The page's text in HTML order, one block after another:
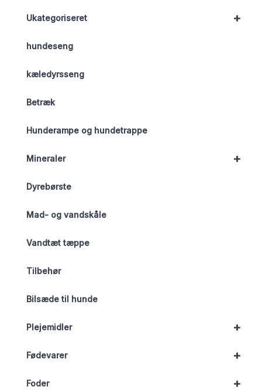
+
Ukategoriseret
hundeseng
kæledyrsseng
Betræk
Hunderampe og hundetrappe
+
Mineraler
Dyrebørste
Mad- og vandskåle
Vandtæt tæppe
Tilbehør
Bilsæde til hunde
+
Plejemidler
+
Fødevarer
+
Foder